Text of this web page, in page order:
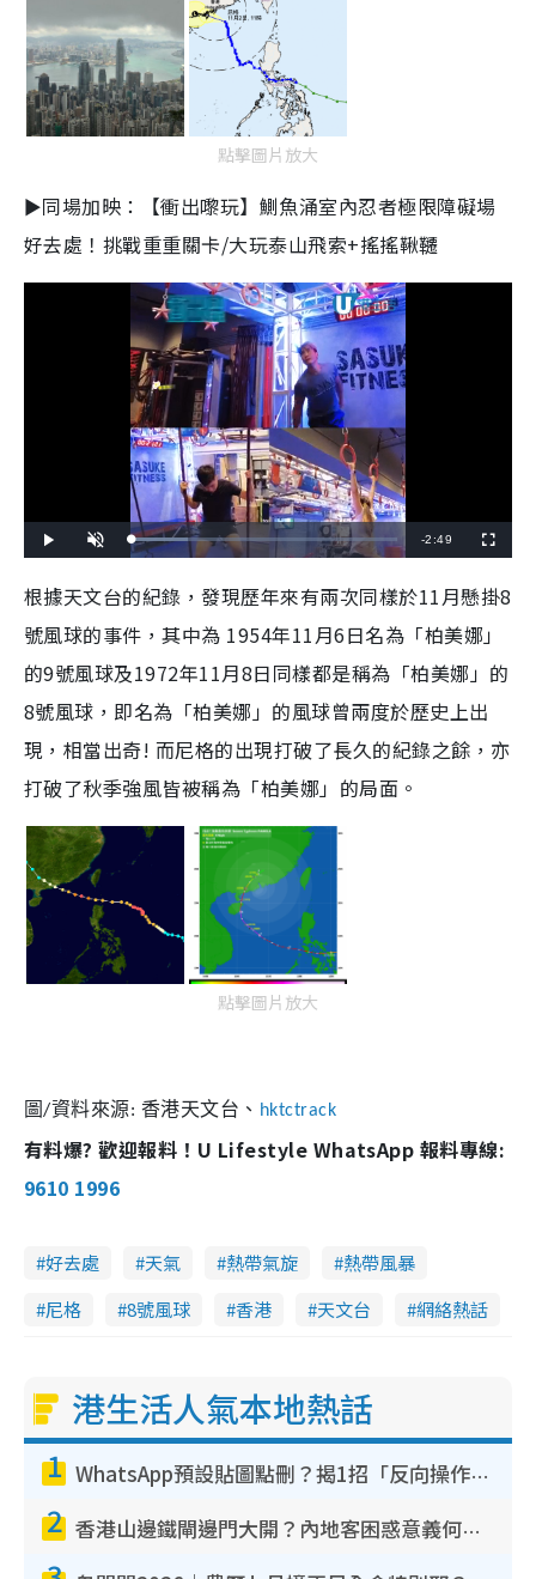
點擊圖片放大
►同場加映：【衝出嚟玩】鰂魚涌室內忍者極限障礙場
好去處！挑戰重重關卡/大玩泰山飛索+搖搖鞦韆
l
n
t
e
L
o
e
d
2
1
2
R
a
i
n
i
-2:49
u
s
c
e
e
根據天文台的紀錄，發現歷年來有兩次同樣於11月懸掛8
號風球的事件，其中為 1954年11月6日名為 「柏美娜」
的9號風球及1972年11月8日同樣都是稱為「柏美娜」的
8號風球， 即名為「柏美娜」的風球曾兩度於歷史上出
現， 相當出奇! 而尼格的出現打破了長久的紀錄之餘， 亦
打破了秋季強風皆被稱為「柏美娜」的局面 。
點擊圖片放大
圖/資料來源: 香港天文台、 hktctrack
有料爆? 歡迎報料！U Lifestyle WhatsApp 報料專線:
9610 1996
好去處 天氣 熱帶氣旋
熱帶風暴
尼格
8號風球 香港 天文台 網絡熱話
港生活人氣本地熱話
1 WhatsApp預設貼圖點刪？揭1招「反向操作」還原簡潔介面 附3步實測教學
2 香港山邊鐵閘邊門大開？內地客困惑意義何在！網民神回覆：呢種叫法理性防禦